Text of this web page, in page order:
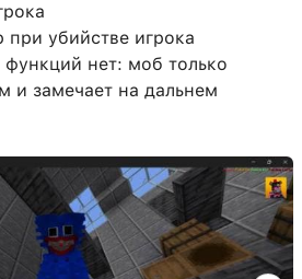
убийстве игрока
нет: моб только
и замечает на дальнем